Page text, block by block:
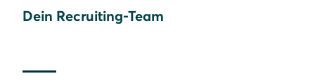
Dein Recruiting-Team